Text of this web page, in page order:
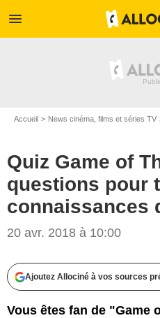
menu
Accueil News cinéma, films et séries TV
Quiz Game of
questions pour
connaissances
20 avr. 2018 à 10:00
Ajoutez Allociné à vos sources
Vous êtes fan de "Game